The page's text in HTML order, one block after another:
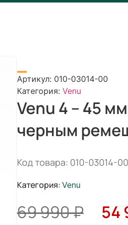
Артикул: 010-03014-00
Категория: Venu
Venu 4 – 45
черным
Код товара: 010-03014-00
Категория: Venu
69 990₽ 54